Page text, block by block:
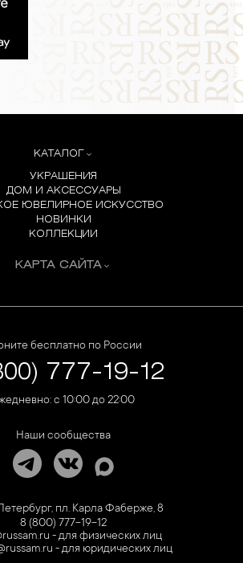
КАТАЛОГ
УКРАШЕНИЯ
ДОМ И АКСЕССУАРЫ
ЮВЕЛИРНОЕ ИСКУССТВО
НОВИНКИ
КОЛЛЕКЦИИ
КАРТА САЙТА
бесплатно по России
777-19-12
с 10:00 до 22:00
Наши сообщества
пл. Карла Фаберже, 8
8 (800) 777-19-12
- для физических лиц
- для юридических лиц